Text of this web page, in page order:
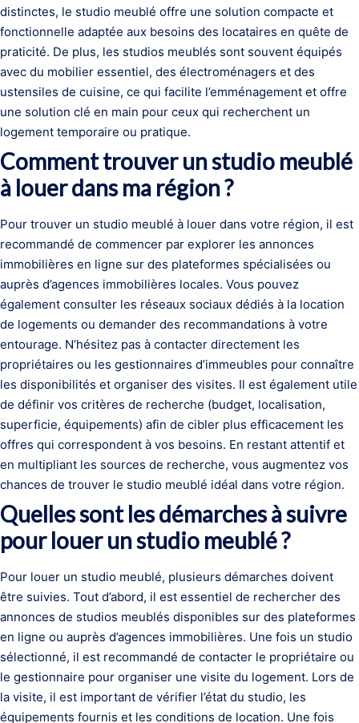
distinctes, le studio meublé offre une solution compacte et
fonctionnelle adaptée aux besoins des locataires en quête de
praticité. De plus, les studios meublés sont souvent équipés
avec du mobilier essentiel, des électroménagers et des
ustensiles de cuisine, ce qui facilite l’emménagement et offre
une solution clé en main pour ceux qui recherchent un
logement temporaire ou pratique.
Comment trouver un studio meublé
à louer dans ma région ?
Pour trouver un studio meublé à louer dans votre région, il est
recommandé de commencer par explorer les annonces
immobilières en ligne sur des plateformes spécialisées ou
auprès d’agences immobilières locales. Vous pouvez
également consulter les réseaux sociaux dédiés à la location
de logements ou demander des recommandations à votre
entourage. N’hésitez pas à contacter directement les
propriétaires ou les gestionnaires d’immeubles pour connaître
les disponibilités et organiser des visites. Il est également utile
de définir vos critères de recherche (budget, localisation,
superficie, équipements) afin de cibler plus efficacement les
offres qui correspondent à vos besoins. En restant attentif et
en multipliant les sources de recherche, vous augmentez vos
chances de trouver le studio meublé idéal dans votre région.
Quelles sont les démarches à suivre
pour louer un studio meublé ?
Pour louer un studio meublé, plusieurs démarches doivent
être suivies. Tout d’abord, il est essentiel de rechercher des
annonces de studios meublés disponibles sur des plateformes
en ligne ou auprès d’agences immobilières. Une fois un studio
sélectionné, il est recommandé de contacter le propriétaire ou
le gestionnaire pour organiser une visite du logement. Lors de
la visite, il est important de vérifier l’état du studio, les
équipements fournis et les conditions de location. Une fois